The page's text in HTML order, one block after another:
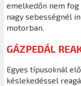
emelkedőn nem
nagy sebességnél
motorban.
GÁZPEDÁL
Egyes típusoknál
késlekedéssel